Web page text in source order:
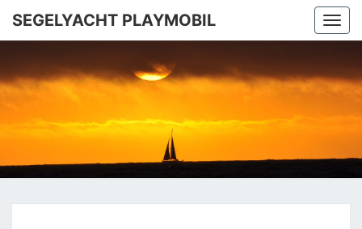
SEGELYACHT PLAYMOBIL
Mittelmeer!